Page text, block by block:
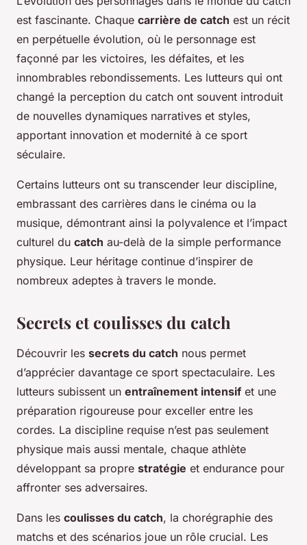
est fascinante. Chaque carrière de catch est un récit
en perpétuelle évolution, où le personnage est
façonné par les victoires, les défaites, et les
innombrables rebondissements. Les lutteurs qui ont
changé la perception du catch ont souvent introduit
de nouvelles dynamiques narratives et styles,
apportant innovation et modernité à ce sport
séculaire.
Certains lutteurs ont su transcender leur discipline,
embrassant des carrières dans le cinéma ou la
musique, démontrant ainsi la polyvalence et l’impact
culturel du catch au-delà de la simple performance
physique. Leur héritage continue d’inspirer de
nombreux adeptes à travers le monde.
Secrets et coulisses du catch
Découvrir les secrets du catch nous permet
d’apprécier davantage ce sport spectaculaire. Les
lutteurs subissent un entraînement intensif et une
préparation rigoureuse pour exceller entre les
cordes. La discipline requise n’est pas seulement
physique mais aussi mentale, chaque athlète
développant sa propre stratégie et endurance pour
affronter ses adversaires.
Dans les coulisses du catch, la chorégraphie des
matchs et des scénarios joue un rôle crucial. Les